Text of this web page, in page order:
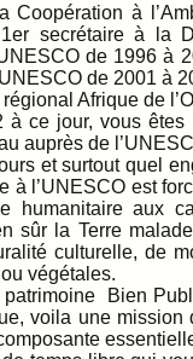
Coopération à
secrétaire à la
de 1996 à
de 2001 à
Afrique de
à ce jour, vous
auprès de
et surtout quel
à l’UNESCO est
humanitaire aux
sûr la Terre
culturelle, de
végétales.
patrimoine Bien
voila une